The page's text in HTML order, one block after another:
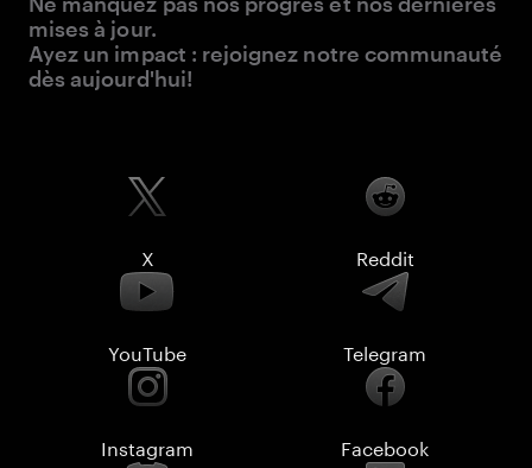
mises à jour.
Ayez un impact : rejoignez notre communauté
dès aujourd'hui!
X Reddit
YouTube Telegram
Instagram Facebook